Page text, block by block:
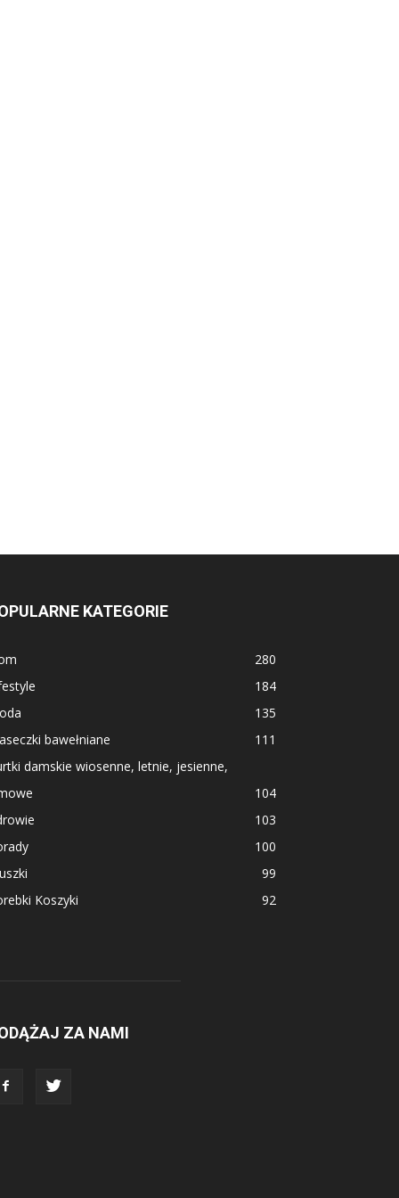
KATEGORIE
280
184
135
bawełniane
111
damskie wiosenne, letnie, jesienne,
104
103
100
99
Koszyki
92
ZA NAMI